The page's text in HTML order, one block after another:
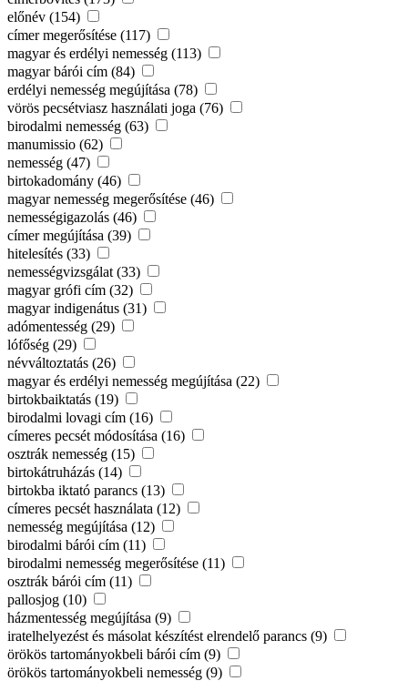
előnév (154)
címer megerősítése (117)
magyar és erdélyi nemesség (113)
magyar bárói cím (84)
erdélyi nemesség megújítása (78)
vörös pecsétviasz használati joga (76)
birodalmi nemesség (63)
manumissio (62)
nemesség (47)
birtokadomány (46)
magyar nemesség megerősítése (46)
nemességigazolás (46)
címer megújítása (39)
hitelesítés (33)
nemességvizsgálat (33)
magyar grófi cím (32)
magyar indigenátus (31)
adómentesség (29)
lófőség (29)
névváltoztatás (26)
magyar és erdélyi nemesség megújítása (22)
birtokbaiktatás (19)
birodalmi lovagi cím (16)
címeres pecsét módosítása (16)
osztrák nemesség (15)
birtokátruházás (14)
birtokba iktató parancs (13)
címeres pecsét használata (12)
nemesség megújítása (12)
birodalmi bárói cím (11)
birodalmi nemesség megerősítése (11)
osztrák bárói cím (11)
pallosjog (10)
házmentesség megújítása (9)
iratelhelyezést és másolat készítést elrendelő parancs (9)
örökös tartományokbeli bárói cím (9)
örökös tartományokbeli nemesség (9)